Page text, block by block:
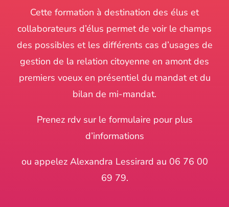
Cette formation à destination des élus et
collaborateurs d’élus permet de voir le champs
des possibles et les différents cas d’usages de
gestion de la relation citoyenne en amont des
premiers voeux en présentiel du mandat et du
bilan de mi-mandat.
Prenez rdv sur le formulaire pour plus
d’informations
ou appelez Alexandra Lessirard au 06 76 00
69 79.